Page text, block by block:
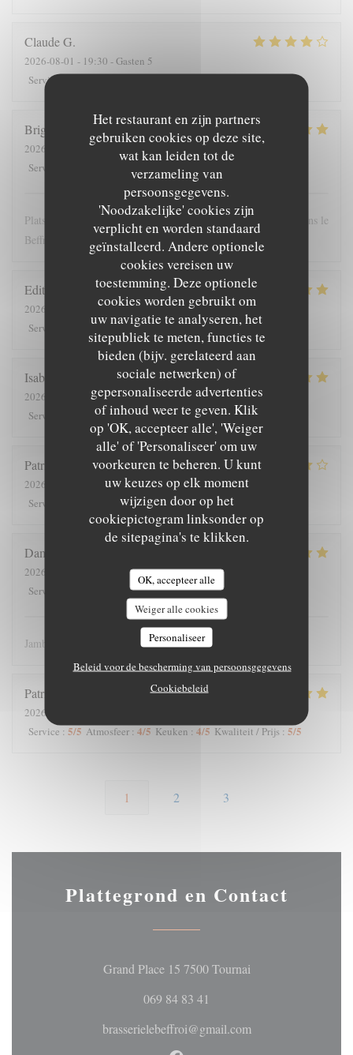
Het restaurant en zijn partners
gebruiken cookies op deze site,
wat kan leiden tot de
verzameling van
persoonsgegevens.
'Noodzakelijke' cookies zijn
verplicht en worden standaard
geïnstalleerd. Andere optionele
cookies vereisen uw
toestemming. Deze optionele
cookies worden gebruikt om
uw navigatie te analyseren, het
sitepubliek te meten, functies te
bieden (bijv. gerelateerd aan
sociale netwerken) of
gepersonaliseerde advertenties
of inhoud weer te geven. Klik
op 'OK, accepteer alle', 'Weiger
alle' of 'Personaliseer' om uw
voorkeuren te beheren. U kunt
uw keuzes op elk moment
wijzigen door op het
cookiepictogram linksonder op
de sitepagina's te klikken.
OK, accepteer alle
Weiger alle cookies
Personaliseer
Beleid voor de bescherming van persoonsgegevens
Cookiebeleid
ClaudeG
2026-08-01 - 19:30 - Gasten 5
Service
5/5 4/5 4/5 4/5
Brigitte
2026-07-28
- 12:00 - Gasten 4
Service
Keuken
Plats copieux et personnel très sympathique. Nous recommandons le
Beffroi !
Edith
2026-07-26
- 19:00 - Gasten 8
Service
Atmosfeer :4/5 Keuken:5/5 Kwaliteit / Prijs
Isabelle
2026-07-25
- 12:30 - Gasten 7
Service
Atmosfeer: 5/5 Keuken: 5/5 Kwaliteit / Prijs
Patrick
2026-07-23
- 20:00 - Gasten 2
Service
Atmosfeer:5/5 Keuken: 4/5 Kwaliteit / Prijs
Damien
2026-07-18
- 14:30 - Gasten 4
Service
:5/5 Keuken:5/5 Kwaliteit / Prijs
Jambonneau excellent !
Patrick
2026-07-19
Service : 5/5 Atmosfeer : 4/5 Keuken : 4/5 Kwaliteit / Prijs : 5/5
1 2 3
Plattegrond en Contact
Grand Place 15 7500 Tournai((opent in een
069 84 83 41
brasserielebeffroi@gmail.com